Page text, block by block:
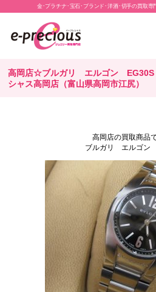
金･プラチナ･宝石･ブランド･洋酒･切手の買取
高岡店☆ブルガリ エルゴン
シャス高岡店（富山県高岡市江尻）
高岡店の買取商品
ブルガリ エルゴン